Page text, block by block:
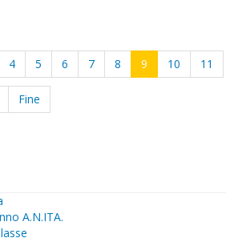
4 5 6 7 8 9 10 11
Fine
A.N.ITA.